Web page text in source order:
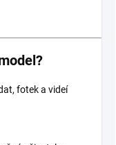
fotek a videí